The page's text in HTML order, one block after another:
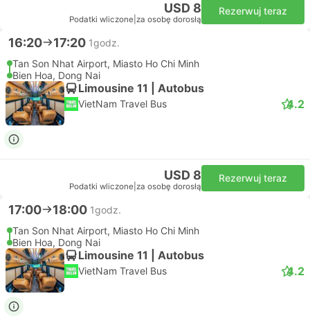
USD 8
Podatki wliczone za osobę dorosłą
Rezerwuj teraz
16:20 17:20 1godz.
Tan Son Nhat Airport, Miasto Ho Chi Minh
Bien Hoa, Dong Nai
Limousine 11 | Autobus
VietNam Travel Bus 4.2
USD 8
Podatki wliczone za osobę dorosłą
Rezerwuj teraz
17:00 18:00 1godz.
Tan Son Nhat Airport, Miasto Ho Chi Minh
Bien Hoa, Dong Nai
Limousine 11 | Autobus
VietNam Travel Bus 4.2